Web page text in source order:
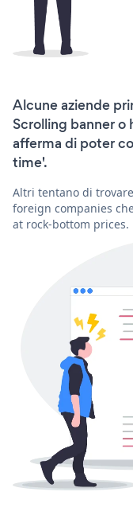
Alcune aziende
Scrolling banner o
afferma di poter
time'.
Altri tentano di
foreign companies
at rock-bottom prices.